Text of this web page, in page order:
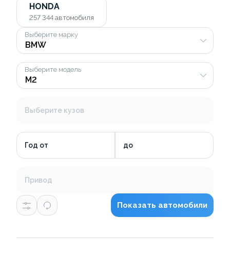
HONDA
257 344 автомобиля
Выберите марку
Выберите модель
Выберите кузов
Год от до
Привод
Показать автомобили